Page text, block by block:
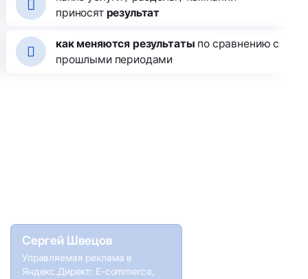
приносят результат
как меняются результаты по сравнению с
прошлыми периодами
Сергей Швецов
Управляемая реклама в
Яндекс.Директ: E-commerce,